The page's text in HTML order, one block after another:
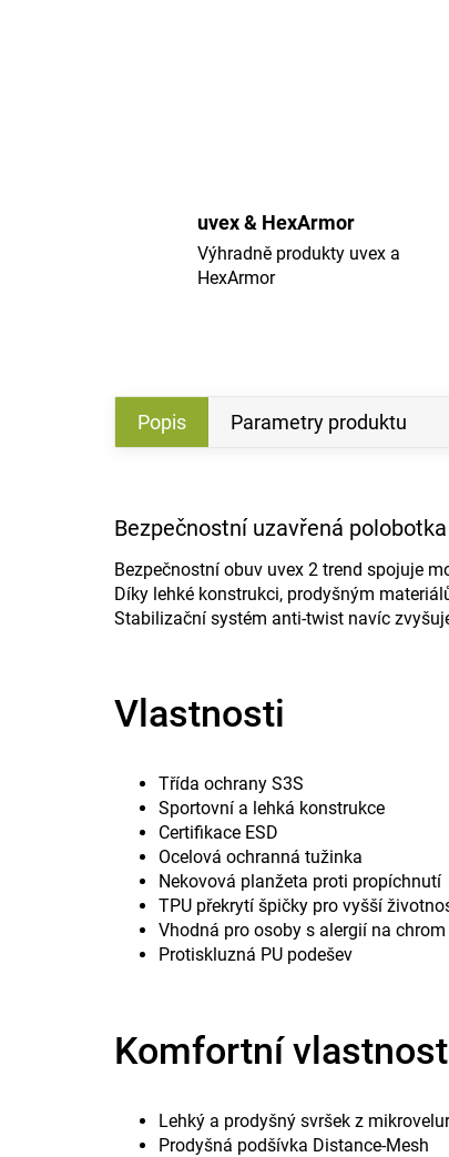
uvex & HexArmor
Výhradně produkty uvex a
HexArmor
Popis Parametry produktu
Bezpečnostní uzavřená
Bezpečnostní obuv uvex 2 trend spojuje
Díky lehké konstrukci, prodyšným
Stabilizační systém anti-twist navíc
Vlastnosti
Třída ochrany S3S
Sportovní a lehká konstrukce
Certifikace ESD
Ocelová ochranná tužinka
Nekovová planžeta proti propíchnutí
TPU překrytí špičky pro vyšší
Vhodná pro osoby s alergií na chrom
Protiskluzná PU podešev
Komfortní
Lehký a prodyšný svršek z
Prodyšná podšívka Distance-Mesh